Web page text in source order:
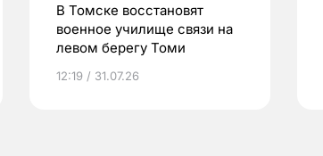
В Томске восстановят
военное училище связи на
левом берегу Томи
12:19 / 31.07.26